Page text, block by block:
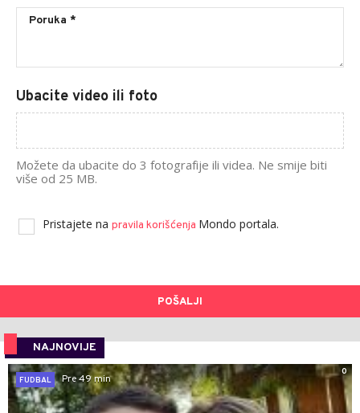
Ubacite video ili foto
Možete da ubacite do 3 fotografije ili videa. Ne smije biti
više od 25 MB.
Pristajete na pravila korišćenja Mondo portala.
POŠALJI
NAJNOVIJE
0
FUDBAL
Pre 49 min